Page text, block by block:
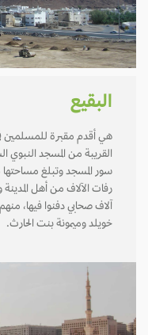
البقيع
هي أقدم مقبرة للمسلمين في
القريبة من المسجد النبوي
رفات الآلاف من أهل المدينة
آلاف صحابي دفنوا فيها،
خويلد وميمونة بنت الحارث.